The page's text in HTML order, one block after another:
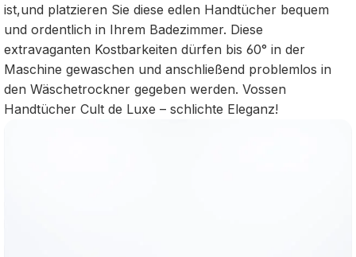
ist,und platzieren Sie diese edlen Handtücher bequem
und ordentlich in Ihrem Badezimmer. Diese
extravaganten Kostbarkeiten dürfen bis 60° in der
Maschine gewaschen und anschließend problemlos in
den Wäschetrockner gegeben werden. Vossen
Handtücher Cult de Luxe – schlichte Eleganz!